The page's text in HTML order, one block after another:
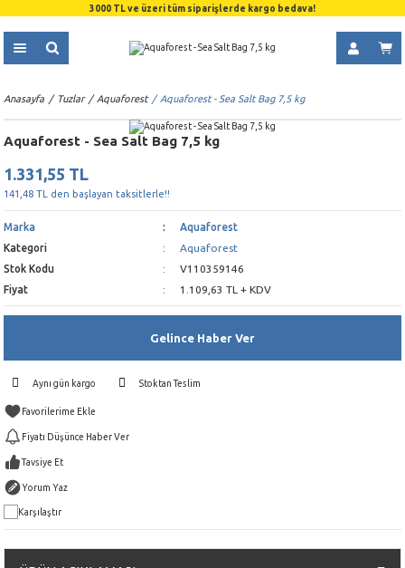
3000 TL ve üzeri tüm siparişlerde kargo bedava!
Anasayfa Tuzlar Aquaforest Aquaforest - Sea Salt Bag 7,5 kg
Aquaforest - Sea Salt Bag 7,5 kg
1.331,55 TL
141,48 TL den başlayan taksitlerle!!
Marka
Aquaforest
Kategori
Aquaforest
Stok Kodu
V110359146
Fiyat
1.109,63 TL + KDV
Gelince Haber Ver
Aynı gün kargo Stoktan Teslim
Fiyatı Düşünce Haber Ver
Tavsiye Et
Yorum Yaz
Karşılaştır